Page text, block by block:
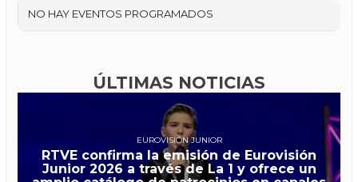
NO HAY EVENTOS PROGRAMADOS
ÚLTIMAS NOTICIAS
EUROVISIÓN JUNIOR
RTVE confirma la emisión de Eurovisión
Junior 2026 a través de La 1 y ofrece un